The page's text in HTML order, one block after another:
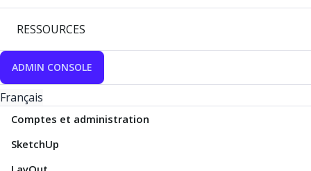
RESSOURCES
ADMIN CONSOLE
Français
Comptes et administration
SketchUp